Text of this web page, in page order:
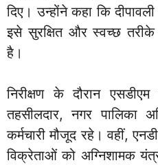
दिए। उन्होंने कहा कि
इसे सुरक्षित और स्वच्छ तरीके
है।
निरीक्षण के दौरान एसडीएम
तहसीलदार, नगर पालिका
कर्मचारी मौजूद रहे। वहीं,
विक्रेताओं को अग्निशामक